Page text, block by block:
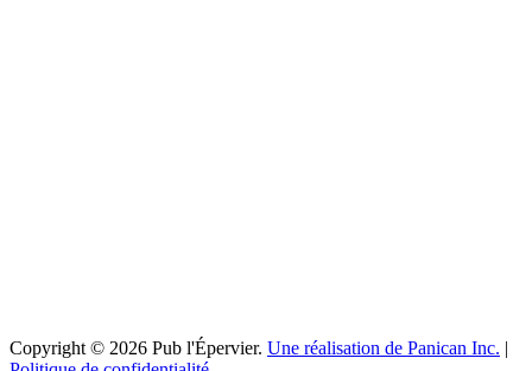
Copyright © 2026 Pub l'Épervier. Une réalisation de Panican Inc. |